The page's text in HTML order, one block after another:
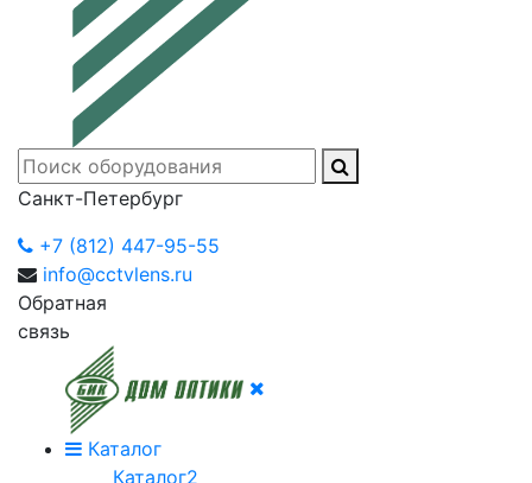
Санкт-Петербург
+7 (812) 447-95-55
info@cctvlens.ru
Обратная
связь
Каталог
Каталог2